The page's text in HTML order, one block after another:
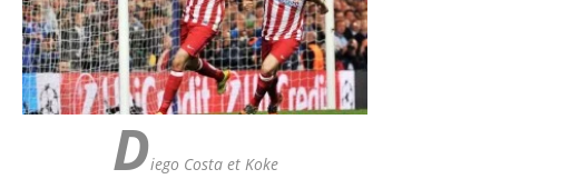
Diego Costa et Koke